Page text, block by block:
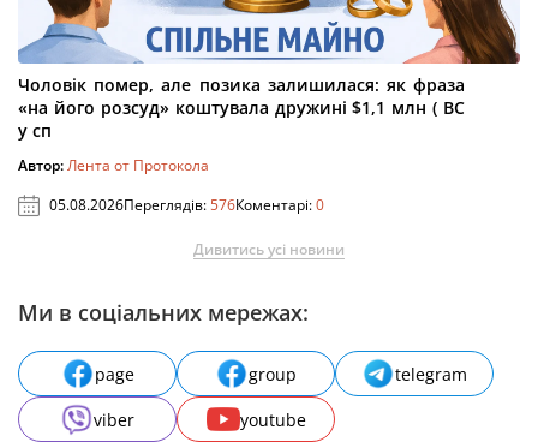
Чоловік помер, але позика залишилася: як фраза
«на його розсуд» коштувала дружині $1,1 млн ( ВС
у сп
Автор:Лента от Протокола
05.08.2026Переглядів:576Коментарі:0
Дивитись усі новини
Ми в соціальних мережах:
page group
telegram
viber
youtube